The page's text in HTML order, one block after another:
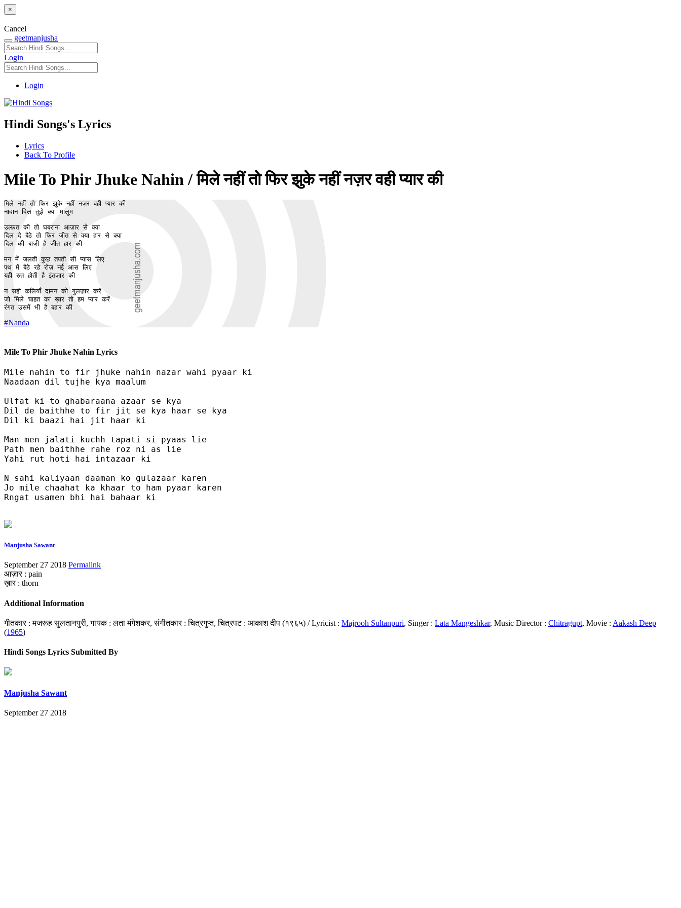
×
Cancel
geetmanjusha
Login
Login
Hindi Songs's Lyrics
Lyrics
Back To Profile
Mile To Phir Jhuke Nahin / मिले नहीं तो फिर झुके नहीं नज़र वही प्यार की
मिले नहीं तो फिर झुके नहीं नज़र वही प्यार की
नादान दिल तुझे क्या मालूम
उल्फ़त की तो घबराना आज़ार से क्या
दिल दे बैठे तो फिर जीत से क्या हार से क्या
दिल की बाज़ी है जीत हार की
मन में जलती कुछ तपती सी प्यास लिए
पथ में बैठे रहे रोज़ नई आस लिए
यही रुत होती है इंतज़ार की
न सही कलियाँ दामन को गुलज़ार करें
जो मिले चाहत का ख़ार तो हम प्यार करें
रंगत उसमें भी है बहार की
#Nanda
Mile To Phir Jhuke Nahin Lyrics
Mile nahin to fir jhuke nahin nazar wahi pyaar ki
Naadaan dil tujhe kya maalum
Ulfat ki to ghabaraana azaar se kya
Dil de baithhe to fir jit se kya haar se kya
Dil ki baazi hai jit haar ki
Man men jalati kuchh tapati si pyaas lie
Path men baithhe rahe roz ni as lie
Yahi rut hoti hai intazaar ki
N sahi kaliyaan daaman ko gulazaar karen
Jo mile chaahat ka khaar to ham pyaar karen
Rngat usamen bhi hai bahaar ki
Manjusha Sawant
September 27 2018 Permalink
आज़ार : pain
ख़ार : thorn
Additional Information
गीतकार : मजरूह सुलतानपुरी, गायक : लता मंगेशकर, संगीतकार : चित्रगुप्त, चित्रपट : आकाश दीप (१९६५) / Lyricist : Majrooh Sultanpuri, Singer : Lata Mangeshkar, Music Director : Chitragupt, Movie : Aakash Deep
(1965)
Hindi Songs Lyrics Submitted By
Manjusha Sawant
September 27 2018